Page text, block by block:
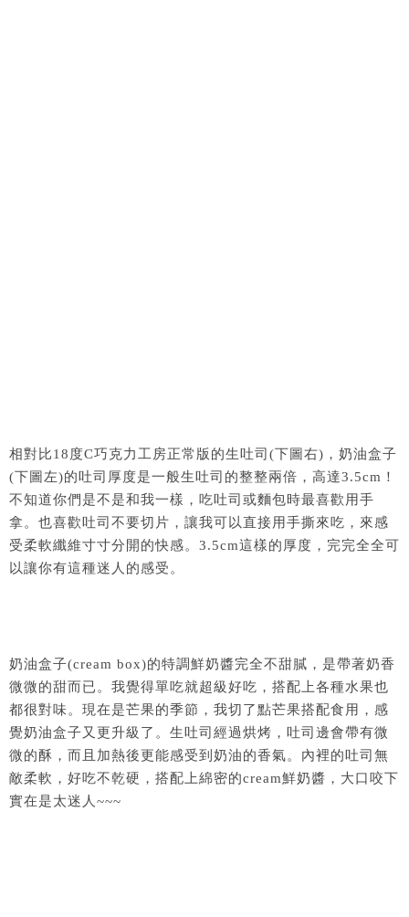
相對比18度C巧克力工房正常版的生吐司(下圖右)，奶油盒子
(下圖左)的吐司厚度是一般生吐司的整整兩倍，高達3.5cm！
不知道你們是不是和我一樣，吃吐司或麵包時最喜歡用手
拿。也喜歡吐司不要切片，讓我可以直接用手撕來吃，來感
受柔軟纖維寸寸分開的快感。3.5cm這樣的厚度，完完全全可
以讓你有這種迷人的感受。
奶油盒子(cream box)的特調鮮奶醬完全不甜膩，是帶著奶香
微微的甜而已。我覺得單吃就超級好吃，搭配上各種水果也
都很對味。現在是芒果的季節，我切了點芒果搭配食用，感
覺奶油盒子又更升級了。生吐司經過烘烤，吐司邊會帶有微
微的酥，而且加熱後更能感受到奶油的香氣。內裡的吐司無
敵柔軟，好吃不乾硬，搭配上綿密的cream鮮奶醬，大口咬下
實在是太迷人~~~